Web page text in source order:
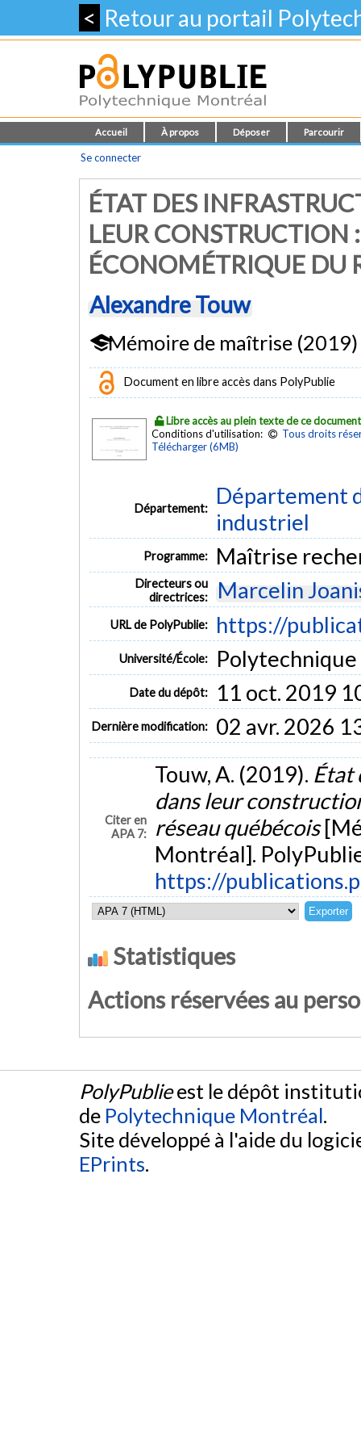
< Retour au portail
Accueil À propos Déposer Parcourir
Se connecter
ÉTAT DES
LEUR CONSTRUCTION
ÉCONOMÉTRIQUE DU
Alexandre Touw
Mémoire de maîtrise (2019)
Document en libre accès dans PolyPublie
Libre accès au plein texte de ce document
Conditions d'utilisation:
Tous droits
Télécharger (6MB)
Département:
Département
industriel
Programme: Maîtrise
Directeurs ou
directrices:
Marcelin
URL de PolyPublie: https://
Université/École:
Date du dépôt: 11 oct. 2019
Dernière modification: 02 avr. 2026
Citer en
APA 7:
Touw, A. (2019). État
dans leur
réseau québécois
Montréal].
https://
Statistiques
Actions réservées au
PolyPublieest le dépôt
de Polytechnique Montréal.
Site développé à l'aide du
EPrints.